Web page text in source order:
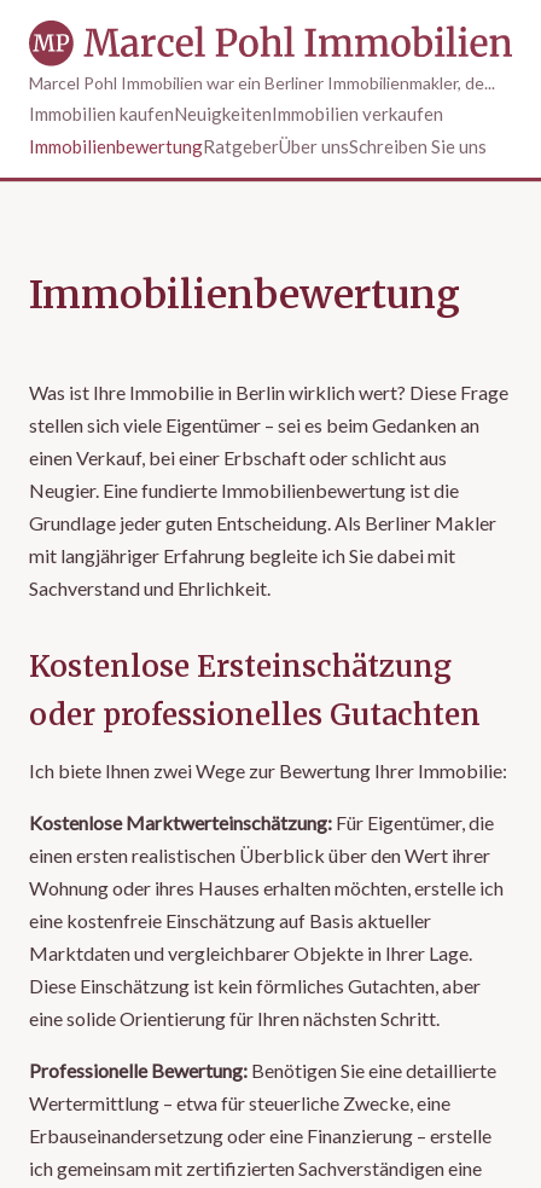
Marcel Pohl Immobilien war ein Berliner Immobilienmakler, de...
Immobilien kaufenNeuigkeitenImmobilien verkaufen
ImmobilienbewertungRatgeberÜber unsSchreiben Sie uns
Immobilienbewertung
Was ist Ihre Immobilie in Berlin wirklich wert? Diese Frage
stellen sich viele Eigentümer – sei es beim Gedanken an
einen Verkauf, bei einer Erbschaft oder schlicht aus
Neugier. Eine fundierte Immobilienbewertung ist die
Grundlage jeder guten Entscheidung. Als Berliner Makler
mit langjähriger Erfahrung begleite ich Sie dabei mit
Sachverstand und Ehrlichkeit.
Kostenlose Ersteinschätzung
oder professionelles Gutachten
Ich biete Ihnen zwei Wege zur Bewertung Ihrer Immobilie:
Kostenlose Marktwerteinschätzung: Für Eigentümer, die
einen ersten realistischen Überblick über den Wert ihrer
Wohnung oder ihres Hauses erhalten möchten, erstelle ich
eine kostenfreie Einschätzung auf Basis aktueller
Marktdaten und vergleichbarer Objekte in Ihrer Lage.
Diese Einschätzung ist kein förmliches Gutachten, aber
eine solide Orientierung für Ihren nächsten Schritt.
Professionelle Bewertung: Benötigen Sie eine detaillierte
Wertermittlung – etwa für steuerliche Zwecke, eine
Erbauseinandersetzung oder eine Finanzierung – erstelle
ich gemeinsam mit zertifizierten Sachverständigen eine